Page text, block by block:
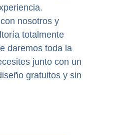
nosotros y
totalmente
daremos toda la
junto con un
gratuitos y sin